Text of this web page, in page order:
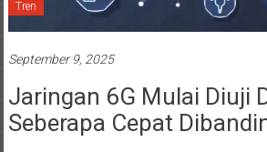
Tren
September 9, 2025
Jaringan 6G Mulai Diuji
Seberapa Cepat